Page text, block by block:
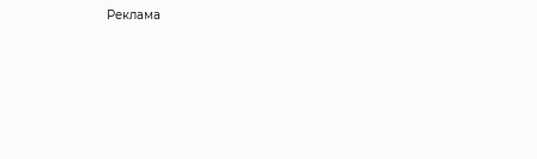
Реклама